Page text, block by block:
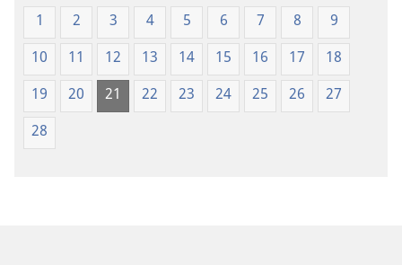
1 2 3 4 5 6 7 8
9
10
11 12 13 14 15 16 17
18
19
20 21 22 23 24 25 26
27
28